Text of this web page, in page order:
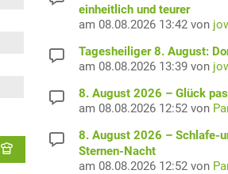
einheitlich und teurer
am 08.08.2026 13:42 von
Tagesheiliger 8. August:
am 08.08.2026 13:39 von
8. August 2026 – Glück
am 08.08.2026 12:52 von
8. August 2026 – Schlafe-
Sternen-Nacht
am 08.08.2026 12:52 von